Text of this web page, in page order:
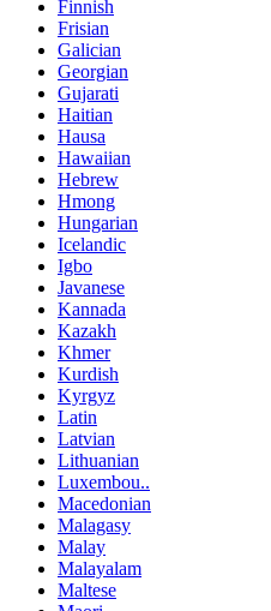
Finnish
Frisian
Galician
Georgian
Gujarati
Haitian
Hausa
Hawaiian
Hebrew
Hmong
Hungarian
Icelandic
Igbo
Javanese
Kannada
Kazakh
Khmer
Kurdish
Kyrgyz
Latin
Latvian
Lithuanian
Luxembou..
Macedonian
Malagasy
Malay
Malayalam
Maltese